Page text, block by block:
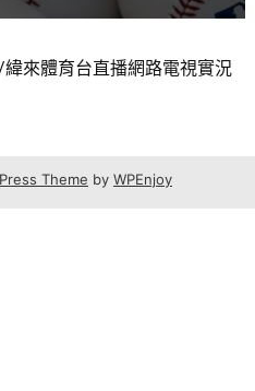
來體育台直播網路電視實況
Theme by WPEnjoy